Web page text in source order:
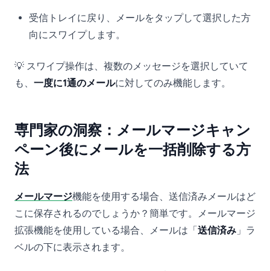
受信トレイに戻り、メールをタップして選択した方
向にスワイプします。
💡 スワイプ操作は、複数のメッセージを選択していて
も、 一度に1通のメールに対してのみ機能します。
専門家の洞察：メールマージキャン
ペーン後にメールを一括削除する方
法
メールマージ機能を使用する場合、送信済みメールはど
こに保存されるのでしょうか？簡単です。メールマージ
拡張機能を使用している場合、メールは「 送信済み 」ラ
ベルの下に表示されます。